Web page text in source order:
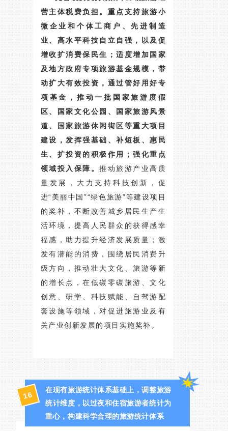
营主体税费负担。 重点支持旅游小
微企业和个体工商户、先进制造
业、高水平科技自立自强，以及促
增收扩消费保民生；适度增加国家
及地方政府专项旅游基金规模，带
动扩大有效投资，通过管好用好专
项基金，推动一批国家旅游度假
区、国家文化公园、国家旅游风景
道、国家旅游休闲街区等重大项目
建设，发挥强基础、补短板、惠民
生、扩投资的积极作用；强化重点
领域投入保障。推动旅游产业高质
量发展，大力支持科技创新，促
进“美丽中国”“绿色旅游”等建设项目
的奖补，不断改善城乡居民生产生
活环境，提高人民群众的获得感幸
福感，助力提升经济发展质量；激
发有潜能的消费，围绕居民消费升
级方向，推动壮大文化、旅游等新
的增长点，在低碳零碳旅游、文化
创意、研学、科技赋能、自驾游配
套设施等领域，对促进旅游业及有
关产业创新发展的项目实施奖补。
16
在现有旅游统计体系基础上，调整旅游
统计维度，以过夜和住宿旅游者统计为
重心，构建科学合理的旅游统计体系